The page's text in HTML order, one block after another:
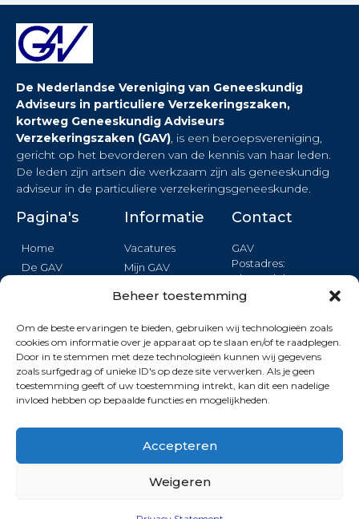
Beheer toestemming
Om de beste ervaringen te bieden, gebruiken wij technologieën zoals
cookies om informatie over je apparaat op te slaan en/of te raadplegen.
Door in te stemmen met deze technologieën kunnen wij gegevens
zoals surfgedrag of unieke ID's op deze site verwerken. Als je geen
toestemming geeft of uw toestemming intrekt, kan dit een nadelige
invloed hebben op bepaalde functies en mogelijkheden.
Accepteren
Weigeren
De Nederlandse Vereniging van Geneeskundig
Adviseurs in particuliere Verzekeringszaken,
kortweg Geneeskundig Adviseurs
Verzekeringszaken (GAV), is een beroepsvereniging,
gericht op het bevorderen van de kennis van haar leden.
De leden zijn artsen die werkzaam zijn als geneeskundig
adviseur in de particuliere verzekeringsgeneeskunde.
Pagina's
Home
De GAV
Opleiding
Kwaliteit
Wetenshap
Informatie
Vacatures
Mijn GAV
Contact
GAV
Postadres:
Binnendelta 13c
1261 TA BLARICUM
Formulier
KVK: 40409907